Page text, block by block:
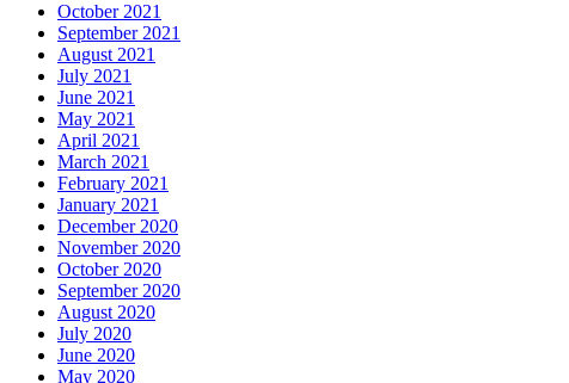
October 2021
September 2021
August 2021
July 2021
June 2021
May 2021
April 2021
March 2021
February 2021
January 2021
December 2020
November 2020
October 2020
September 2020
August 2020
July 2020
June 2020
May 2020